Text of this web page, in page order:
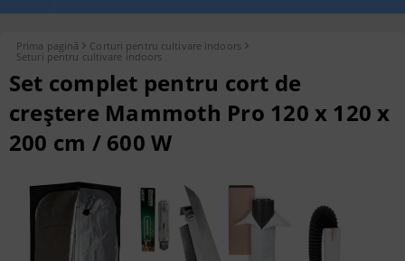
1
Prima pagină
Corturi pentru cultivare indoors
Seturi pentru cultivare indoors
Set complet pentru cort de
creștere Mammoth Pro 120 x 120 x
200 cm / 600 W